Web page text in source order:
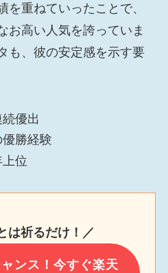
を重ねていったことで、
お高い人気を誇っていま
も、彼の安定感を示す要
優出
勝経験
位
は祈るだけ！／
ンス！今すぐ楽天